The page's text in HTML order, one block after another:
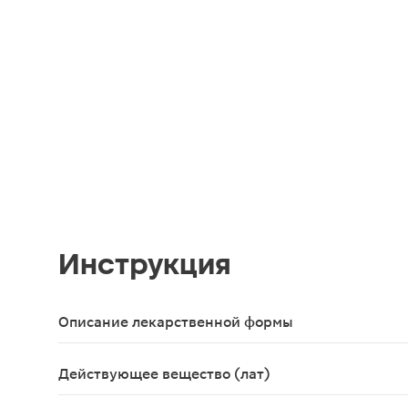
Инструкция
Описание лекарственной формы
Действующее вещество (лат)